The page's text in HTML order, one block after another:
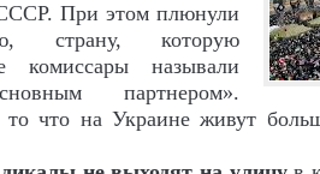
При этом плюнули
страну, которую
комиссары называли
партнером».
то что на Украине живут